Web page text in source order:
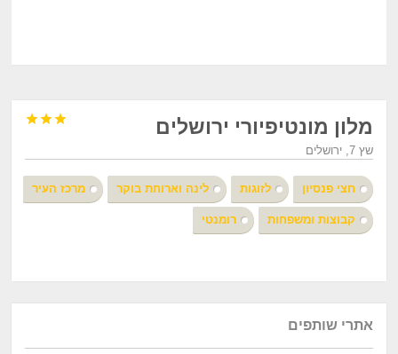
מלון מונטיפיורי ירושלים 


שץ 7, ירושלים
חצי פנסיון לזוגות לינה וארוחת בוקר מרכז העיר
קבוצות ומשפחות רומנטי
אתרי שותפים